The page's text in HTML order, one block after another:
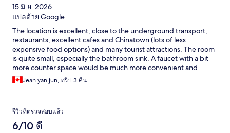
15 มิ.ย. 2026
แปลด้วย Google
The location is excellent; close to the underground transport,
restaurants, excellent cafes and Chinatown (lots of less
expensive food options) and many tourist attractions. The room
is quite small, especially the bathroom sink. A faucet with a bit
more counter space would be much more convenient and
comfortable. Overall, pleasant for a short stay.
Jean yan jun, ทริป 3 คืน
รีวิวที่ตรวจสอบแล้ว
6/10 ดี